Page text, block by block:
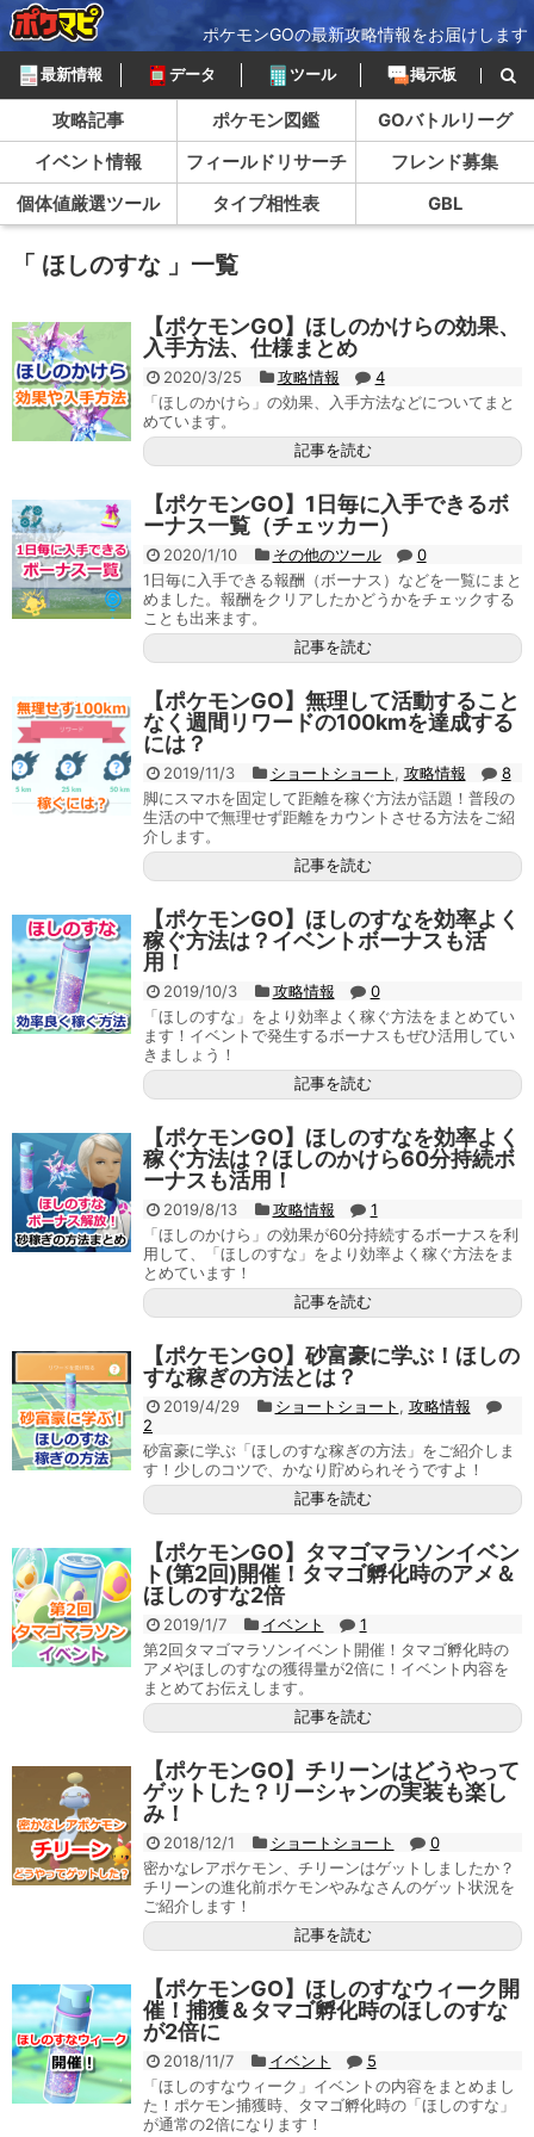
ポケモンGOの最新攻略情報をお届けします
最新情報 データ ツール 掲示板
攻略記事 ポケモン図鑑
GOバトルリーグ
イベント情報
フィールドリサーチ
フレンド募集
個体値厳選ツール
タイプ相性表 GBL
「 ほしのすな 」一覧
【ポケモンGO】ほしのかけらの効果、
入手方法、仕様まとめ
2020/3/25 攻略情報
4
「ほしのかけら」の効果、入手方法などについてまと
めています。
記事を読む
【ポケモンGO】1日毎に入手できるボ
ーナス一覧（チェッカー）
2020/1/10 その他のツール
0
1日毎に入手できる報酬（ボーナス）などを一覧にまと
めました。報酬をクリアしたかどうかをチェックする
ことも出来ます。
記事を読む
【ポケモンGO】無理して活動すること
なく週間リワードの100kmを達成する
には？
2019/11/3 ショートショート , 攻略情報
8
脚にスマホを固定して距離を稼ぐ方法が話題！普段の
生活の中で無理せず距離をカウントさせる方法をご紹
介します。
記事を読む
【ポケモンGO】ほしのすなを効率よく
稼ぐ方法は？イベントボーナスも活
用！
2019/10/3 攻略情報
0
「ほしのすな」をより効率よく稼ぐ方法をまとめてい
ます！イベントで発生するボーナスもぜひ活用してい
きましょう！
記事を読む
【ポケモンGO】ほしのすなを効率よく
稼ぐ方法は？ほしのかけら60分持続ボ
ーナスも活用！
2019/8/13 攻略情報
1
「ほしのかけら」の効果が60分持続するボーナスを利
用して、「ほしのすな」をより効率よく稼ぐ方法をま
とめています！
記事を読む
【ポケモンGO】砂富豪に学ぶ！ほしの
すな稼ぎの方法とは？
2019/4/29 ショートショート , 攻略情報
2
砂富豪に学ぶ「ほしのすな稼ぎの方法」をご紹介しま
す！少しのコツで、かなり貯められそうですよ！
記事を読む
【ポケモンGO】タマゴマラソンイベン
ト(第2回)開催！タマゴ孵化時のアメ＆
ほしのすな2倍
2019/1/7 イベント
1
第2回タマゴマラソンイベント開催！タマゴ孵化時の
アメやほしのすなの獲得量が2倍に！イベント内容を
まとめてお伝えします。
記事を読む
【ポケモンGO】チリーンはどうやって
ゲットした？リーシャンの実装も楽し
み！
2018/12/1 ショートショート
0
密かなレアポケモン、チリーンはゲットしましたか？
チリーンの進化前ポケモンやみなさんのゲット状況を
ご紹介します！
記事を読む
【ポケモンGO】ほしのすなウィーク開
催！捕獲＆タマゴ孵化時のほしのすな
が2倍に
2018/11/7 イベント
5
「ほしのすなウィーク」イベントの内容をまとめまし
た！ポケモン捕獲時、タマゴ孵化時の「ほしのすな」
が通常の2倍になります！